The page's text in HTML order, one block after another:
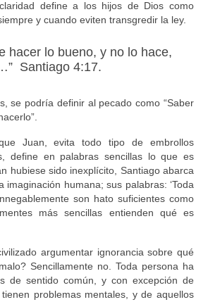
define a los hijos de Dios como
y cuando eviten transgredir la ley.
hacer lo bueno, y no lo hace,
Santiago 4:17.
se podría definir al pecado como “Saber
Juan, evita todo tipo de embrollos
define en palabras sencillas lo que es
hubiese sido inexplícito, Santiago abarca
imaginación humana; sus palabras: ‘Toda
son hato suficientes como
más sencillas entienden qué es
argumentar ignorancia sobre qué
Sencillamente no. Toda persona ha
de sentido común, y con excepción de
problemas mentales, y de aquellos